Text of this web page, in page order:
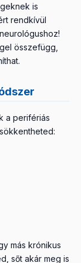
is
rendkívül
összefügg,
a perifériás
más krónikus
sőt akár meg is